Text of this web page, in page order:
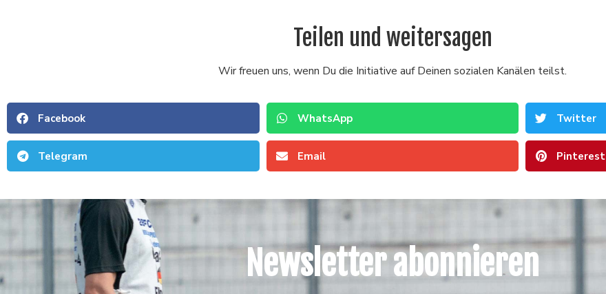
Teilen und weitersagen
Wir freuen uns, wenn Du die Initiative auf Deinen sozialen Kanälen teilst.
Facebook WhatsApp Twitter
Telegram Email Pinterest
Newsletter abonnieren